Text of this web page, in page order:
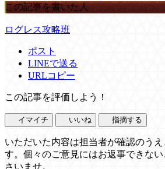
この記事を書いた人
ログレス攻略班
ポスト
LINEで送る
URLコピー
この記事を評価しよう！
イマイチ いいね 指摘する
いただいた内容は担当者が確認のう
す。個々のご意見にはお返事できな
さいませ。